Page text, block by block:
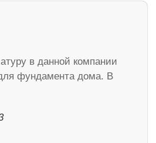
в данной компании
фундамента дома. В